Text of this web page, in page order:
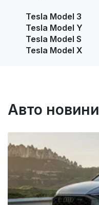
Tesla Model 3
Tesla Model Y
Tesla Model S
Tesla Model X
Авто новини